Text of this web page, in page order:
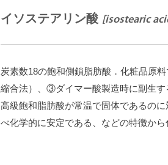
イソステアリン酸 [isostearic
炭素数18の飽和側鎖脂肪酸．化粧品原
縮合法）、③ダイマー酸製造時に副生す
高級飽和脂肪酸が常温で固体であるの
べ化学的に安定である、などの特徴か